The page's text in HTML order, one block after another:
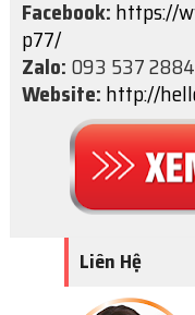
Facebook:https://
p77/
Zalo:093 537 2884
Website:http://
Liên Hệ